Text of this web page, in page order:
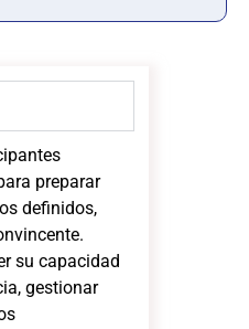
preparar
definidos,
su capacidad
gestionar